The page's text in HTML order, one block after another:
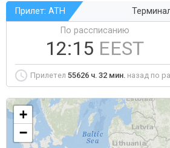
Прилет: ATH
По рассписанию
12:15 EEST
Прилетел 55626 ч. 32 мин. назад по
+
−